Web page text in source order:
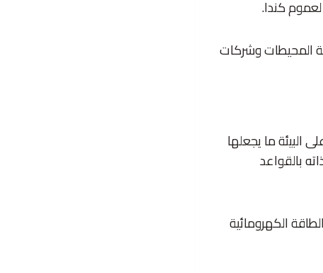
المحيطات وشركات
البيئة ما يجعلها
بالقواعد
الكهرومائية